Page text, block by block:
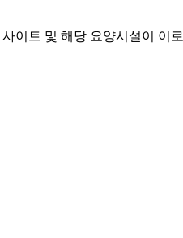
이트 및 해당 요양시설이 이